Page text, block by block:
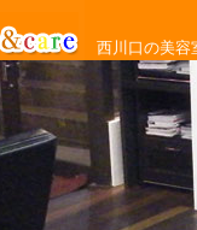
西川口の美容